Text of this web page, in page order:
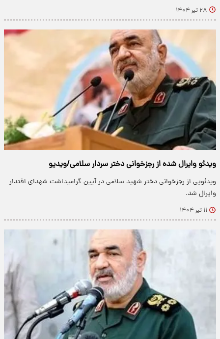
۲۸ تیر ۱۴۰۴
ویدئو وایرال شده از رجزخوانی دختر سردار سلامی/ویدیو
ویدئویی از رجزخوانی دختر شهید سلامی در آیین گرامیداشت شهدای اقتدار
وایرال شد.
۱۱ تیر ۱۴۰۴